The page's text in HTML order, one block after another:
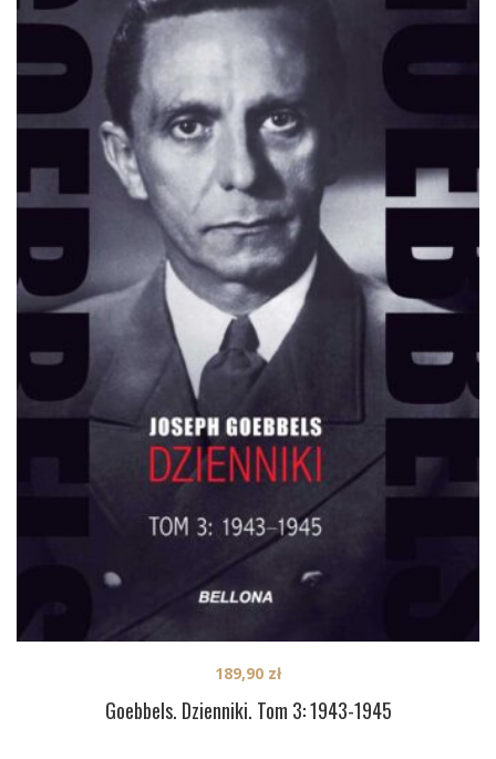
Goebbels. Dzienniki. Tom 3: 1943-1945
189,90 zł